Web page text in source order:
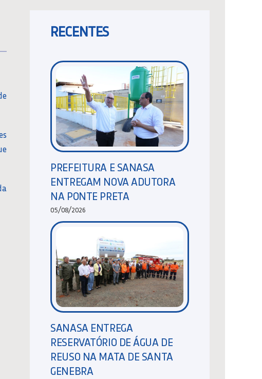
RECENTES
PREFEITURA E SANASA
ENTREGAM NOVA ADUTORA
NA PONTE PRETA
05/08/2026
SANASA ENTREGA
RESERVATÓRIO DE ÁGUA DE
REUSO NA MATA DE SANTA
GENEBRA